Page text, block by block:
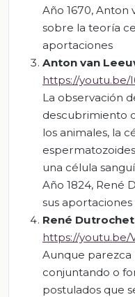
Año 1670, Anton
sobre la teoría
aportaciones
Anton van
https://youtu.be/
La observación
descubrimiento
los animales, la
una célula
Año 1824, René
sus aportaciones
René Dutrochet
https://youtu.be/
Aunque parezca
conjuntando o
postulados que